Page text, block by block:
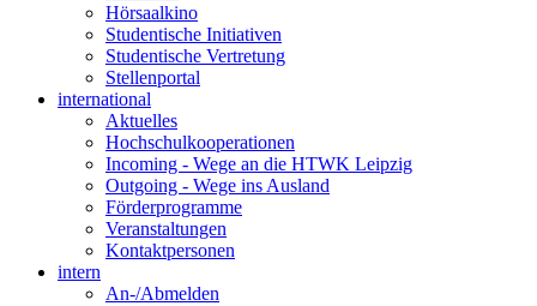
Hörsaalkino
Studentische Initiativen
Studentische Vertretung
Stellenportal
international
Aktuelles
Hochschulkooperationen
Incoming - Wege an die HTWK Leipzig
Outgoing - Wege ins Ausland
Förderprogramme
Veranstaltungen
Kontaktpersonen
intern
An-/Abmelden